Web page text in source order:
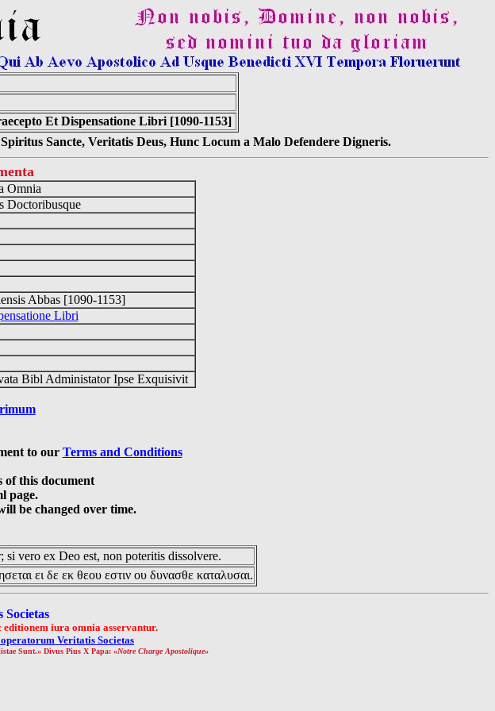
Et Dispensatione Libri [1090-1153]
Sancte, Veritatis Deus, Hunc Locum a Malo Defendere Digneris.
Omnia
Doctoribusque
Abbas [1090-1153]
Libri
Bibl Administator Ipse Exquisivit
to our Terms and Conditions
of this document
page.
be changed over time.
vero ex Deo est, non poteritis dissolvere.
ει δε εκ θεου εστιν ου δυνασθε καταλυσαι.
iura omnia asservantur.
Veritatis Societas
Sunt.» Divus Pius X Papa: «Notre Charge Apostolique»